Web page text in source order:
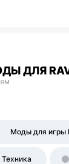
ДЛЯ
Моды для игры
Техника